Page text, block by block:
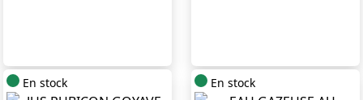
En stock En stock